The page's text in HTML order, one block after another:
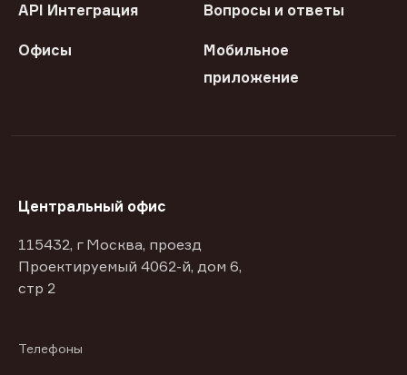
API Интеграция Вопросы и ответы
Офисы
Мобильное
приложение
Центральный офис
115432, г Москва, проезд
Проектируемый 4062-й, дом 6,
стр 2
Телефоны